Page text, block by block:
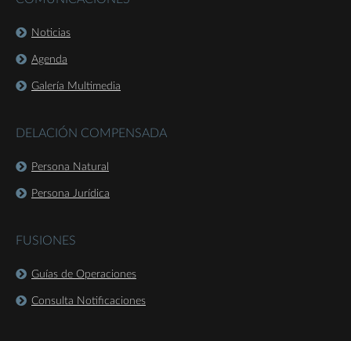
Noticias
Agenda
Galería Multimedia
DELACIÓN COMPENSADA
Persona Natural
Persona Jurídica
FUSIONES
Guías de Operaciones
Consulta Notificaciones